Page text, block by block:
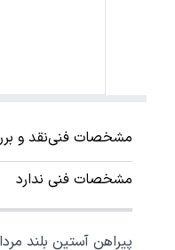
مشخصات فنینقد و
مشخصات فنی ندارد
پیراهن آستین بلند